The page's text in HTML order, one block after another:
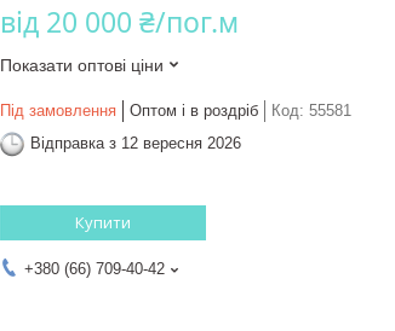
від 20 000 ₴/пог.м
Показати оптові ціни
Під замовлення Оптом і в роздріб Код: 55581
Відправка з 12 вересня 2026
Купити
+380 (66) 709-40-42